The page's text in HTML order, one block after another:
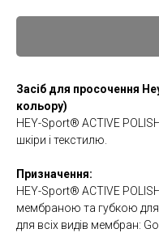
Засіб для просочення
кольору)
HEY-Sport® ACTIVE
шкіри і текстилю.
Призначення:
HEY-Sport® ACTIVE
мембраною та губкою для
для всіх видів мембран: